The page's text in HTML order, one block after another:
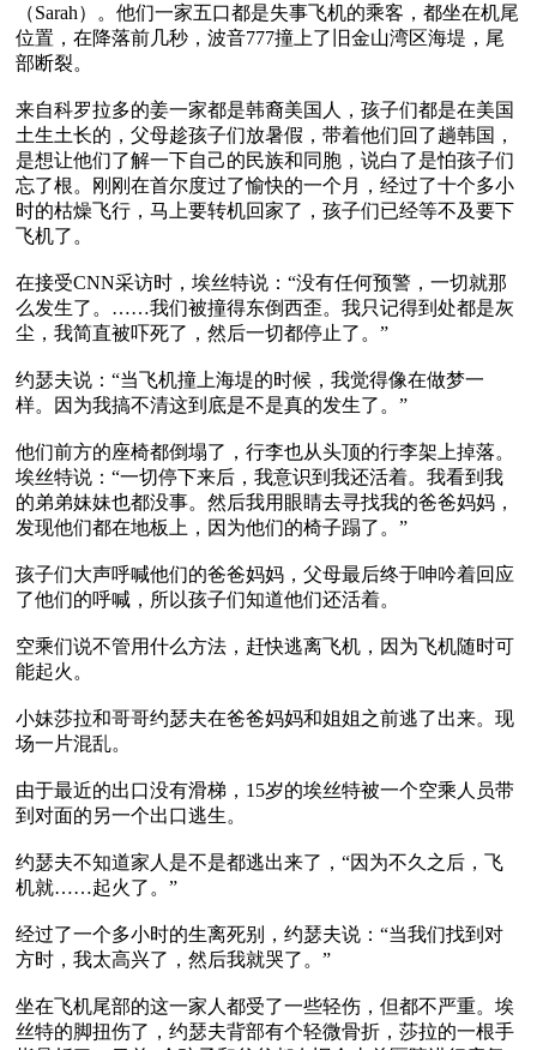
（Sarah）。他们一家五口都是失事飞机的乘客，都坐在机尾
位置，在降落前几秒，波音777撞上了旧金山湾区海堤，尾
部断裂。
来自科罗拉多的姜一家都是韩裔美国人，孩子们都是在美国
土生土长的，父母趁孩子们放暑假，带着他们回了趟韩国，
是想让他们了解一下自己的民族和同胞，说白了是怕孩子们
忘了根。刚刚在首尔度过了愉快的一个月，经过了十个多小
时的枯燥飞行，马上要转机回家了，孩子们已经等不及要下
飞机了。
在接受CNN采访时，埃丝特说：“没有任何预警，一切就那
么发生了。……我们被撞得东倒西歪。我只记得到处都是灰
尘，我简直被吓死了，然后一切都停止了。”
约瑟夫说：“当飞机撞上海堤的时候，我觉得像在做梦一
样。因为我搞不清这到底是不是真的发生了。”
他们前方的座椅都倒塌了，行李也从头顶的行李架上掉落。
埃丝特说：“一切停下来后，我意识到我还活着。我看到我
的弟弟妹妹也都没事。然后我用眼睛去寻找我的爸爸妈妈，
发现他们都在地板上，因为他们的椅子蹋了。”
孩子们大声呼喊他们的爸爸妈妈，父母最后终于呻吟着回应
了他们的呼喊，所以孩子们知道他们还活着。
空乘们说不管用什么方法，赶快逃离飞机，因为飞机随时可
能起火。
小妹莎拉和哥哥约瑟夫在爸爸妈妈和姐姐之前逃了出来。现
场一片混乱。
由于最近的出口没有滑梯，15岁的埃丝特被一个空乘人员带
到对面的另一个出口逃生。
约瑟夫不知道家人是不是都逃出来了，“因为不久之后，飞
机就……起火了。”
经过了一个多小时的生离死别，约瑟夫说：“当我们找到对
方时，我太高兴了，然后我就哭了。”
坐在飞机尾部的这一家人都受了一些轻伤，但都不严重。埃
丝特的脚扭伤了，约瑟夫背部有个轻微骨折，莎拉的一根手